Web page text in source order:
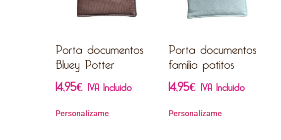
Porta documentos
Bluey Potter
14,95€ IVA Incluido
Personalízame
Porta documentos
familia patitos
14,95€ IVA Incluido
Personalízame